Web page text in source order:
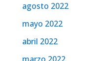
agosto 2022
mayo 2022
abril 2022